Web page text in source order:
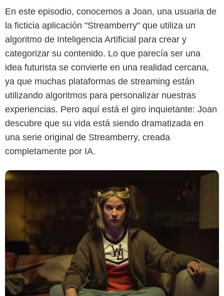
En este episodio, conocemos a Joan, una usuaria de
la ficticia aplicación "Streamberry" que utiliza un
algoritmo de Inteligencia Artificial para crear y
categorizar su contenido. Lo que parecía ser una
idea futurista se convierte en una realidad cercana,
ya que muchas plataformas de streaming están
utilizando algoritmos para personalizar nuestras
experiencias. Pero aquí está el giro inquietante: Joan
descubre que su vida está siendo dramatizada en
una serie original de Streamberry, creada
completamente por IA.